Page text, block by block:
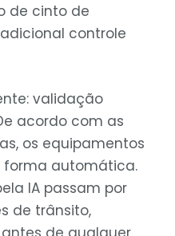
de cinto de
controle
validação
acordo com as
os equipamentos
automática.
IA passam por
de trânsito,